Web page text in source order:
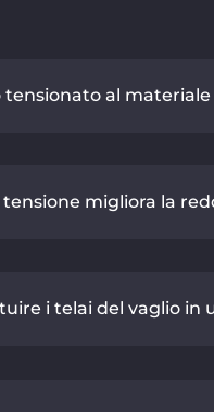
al materiale
migliora la
i telai del vaglio in